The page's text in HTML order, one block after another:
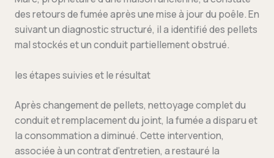
des retours de fumée après une mise à jour du poêle. En
suivant un diagnostic structuré, il a identifié des pellets
mal stockés et un conduit partiellement obstrué.
les étapes suivies et le résultat
Après changement de pellets, nettoyage complet du
conduit et remplacement du joint, la fumée a disparu et
la consommation a diminué. Cette intervention,
associée à un contrat d’entretien, a restauré la